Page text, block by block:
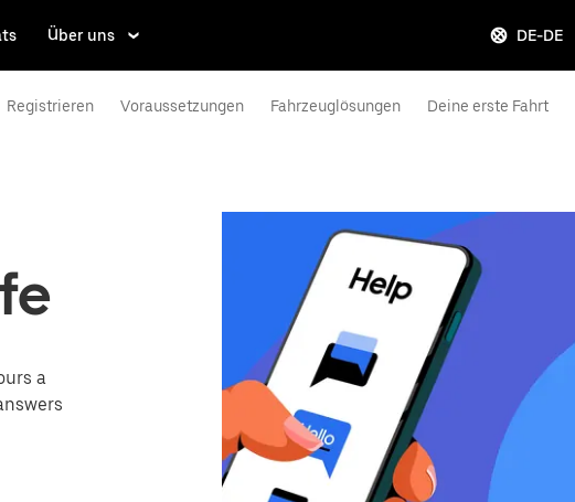
Über uns DE-DE
Registrieren Voraussetzungen Fahrzeuglösungen Deine erste Fahrt
a